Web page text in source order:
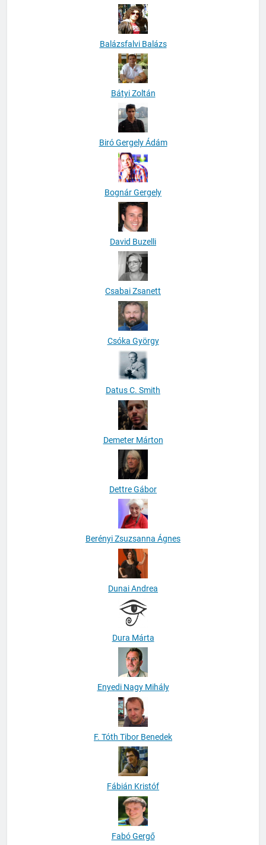
Balázsfalvi Balázs
Bátyi Zoltán
Biró Gergely Ádám
Bognár Gergely
David Buzelli
Csabai Zsanett
Csóka György
Datus C. Smith
Demeter Márton
Dettre Gábor
Berényi Zsuzsanna Ágnes
Dunai Andrea
Dura Márta
Enyedi Nagy Mihály
F. Tóth Tibor Benedek
Fábián Kristóf
Fabó Gergő